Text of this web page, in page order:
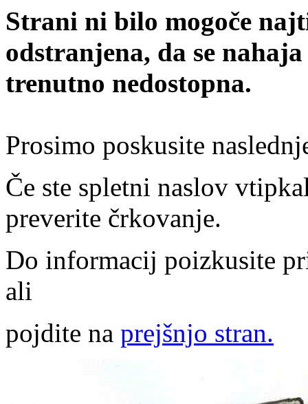
Strani ni bilo mogoče
odstranjena, da se
trenutno nedostopna.
Prosimo poskusite
Če ste spletni naslov
preverite črkovanje.
Do informacij poizkusite
ali
pojdite na prejšnjo stran.